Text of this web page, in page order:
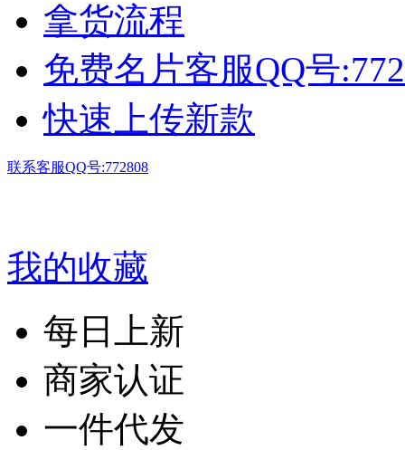
拿货流程
免费名片客服QQ号
快速上传新款
联系客服QQ号:772808
我的收藏
每日上新
商家认证
一件代发